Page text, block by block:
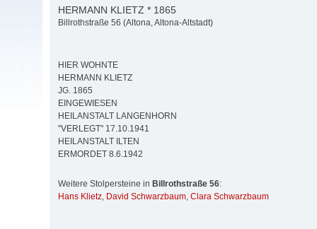
HERMANN KLIETZ * 1865
Billrothstraße 56 (Altona, Altona-Altstadt)
HIER WOHNTE
HERMANN KLIETZ
JG. 1865
EINGEWIESEN
HEILANSTALT LANGENHORN
"VERLEGT" 17.10.1941
HEILANSTALT ILTEN
ERMORDET 8.6.1942
Weitere Stolpersteine in Billrothstraße 56:
Hans Klietz, David Schwarzbaum, Clara Schwarzbaum